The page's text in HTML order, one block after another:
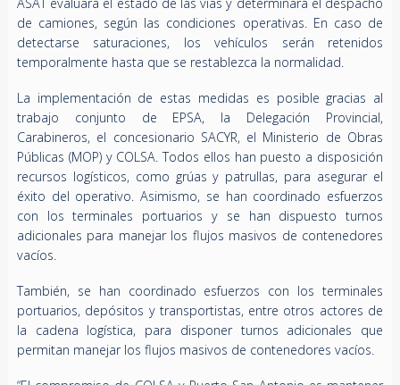
ASAT evaluará el estado de las vías y determinará el despacho
de camiones, según las condiciones operativas. En caso de
detectarse saturaciones, los vehículos serán retenidos
temporalmente hasta que se restablezca la normalidad.
La implementación de estas medidas es posible gracias al
trabajo conjunto de EPSA, la Delegación Provincial,
Carabineros, el concesionario SACYR, el Ministerio de Obras
Públicas (MOP) y COLSA. Todos ellos han puesto a disposición
recursos logísticos, como grúas y patrullas, para asegurar el
éxito del operativo. Asimismo, se han coordinado esfuerzos
con los terminales portuarios y se han dispuesto turnos
adicionales para manejar los flujos masivos de contenedores
vacíos.
También, se han coordinado esfuerzos con los terminales
portuarios, depósitos y transportistas, entre otros actores de
la cadena logística, para disponer turnos adicionales que
permitan manejar los flujos masivos de contenedores vacíos.